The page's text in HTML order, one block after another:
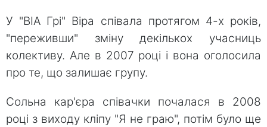
У "ВІА Грі" Віра співала протягом 4-х років,
"переживши" зміну декількох учасниць
колективу. Але в 2007 році і вона оголосила
про те, що залишає групу.
Сольна кар'єра співачки почалася в 2008
році з виходу кліпу "Я не граю", потім було ще